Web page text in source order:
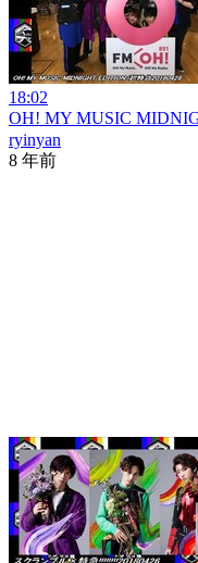
18:02
OH! MY MUSIC
ryinyan
8 年前